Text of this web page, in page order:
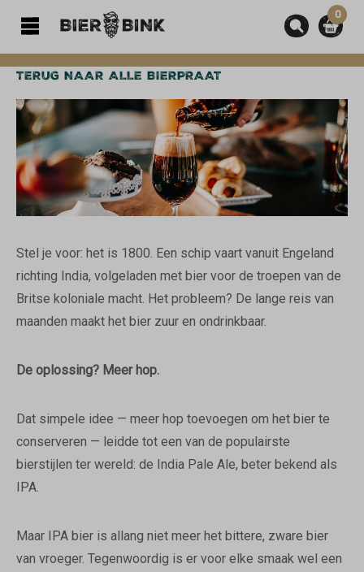
0
TERUG NAAR ALLE BIERPRAAT
Stel je voor: het is 1800. Een schip vaart vanuit Engeland
richting India, volgeladen met bier voor de troepen van de
Britse koloniale macht. Het probleem? De lange reis van
maanden maakt het bier zuur en ondrinkbaar.
De oplossing? Meer hop.
Dat simpele idee — meer hop toevoegen om het bier te
conserveren — leidde tot een van de populairste
bierstijlen ter wereld: de India Pale Ale, beter bekend als
IPA.
Maar IPA bier is allang niet meer het bittere, zware bier
van vroeger. Tegenwoordig is er voor elke smaak wel een